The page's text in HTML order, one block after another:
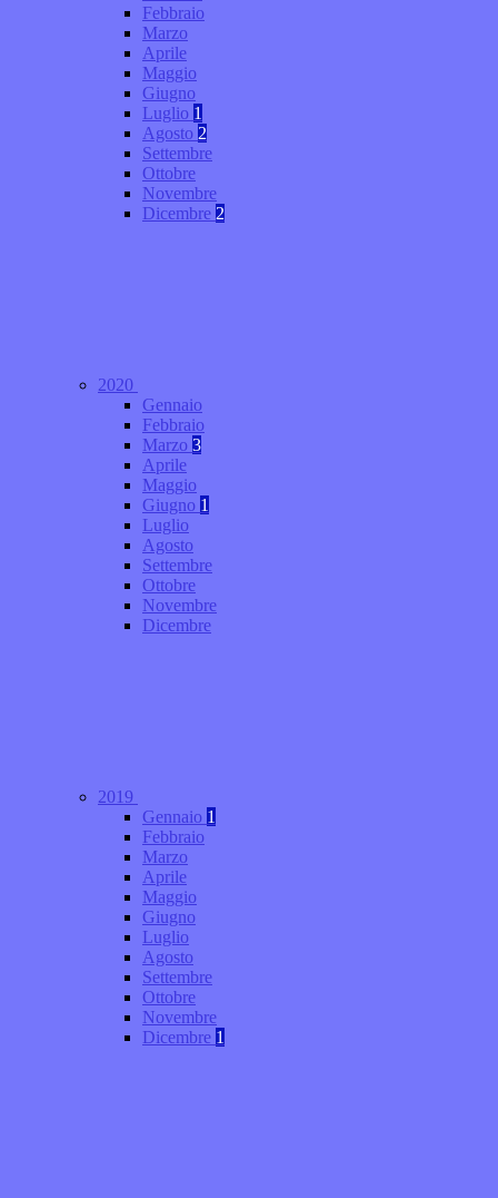
Febbraio
Marzo
Aprile
Maggio
Giugno
Luglio 1
Agosto 2
Settembre
Ottobre
Novembre
Dicembre 2
2020
Gennaio
Febbraio
Marzo 3
Aprile
Maggio
Giugno 1
Luglio
Agosto
Settembre
Ottobre
Novembre
Dicembre
2019
Gennaio 1
Febbraio
Marzo
Aprile
Maggio
Giugno
Luglio
Agosto
Settembre
Ottobre
Novembre
Dicembre 1